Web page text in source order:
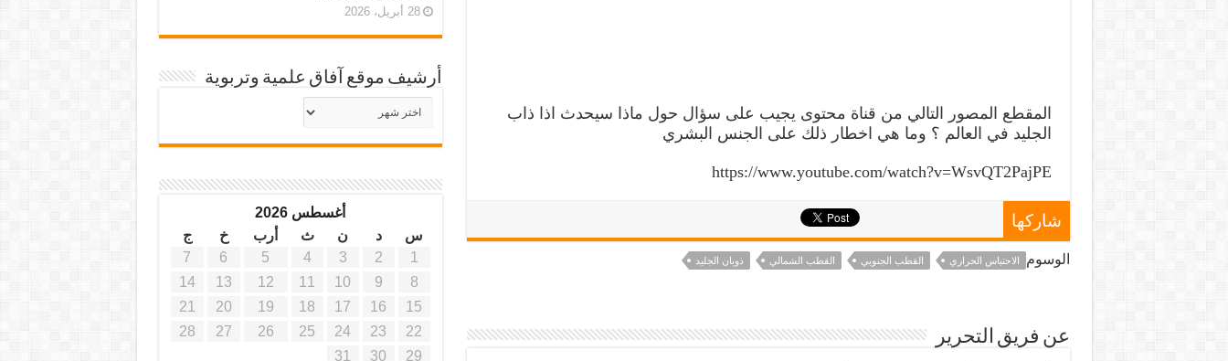
المقطع المصور التالي من قناة محتوى يجيب على سؤال حول ماذا سيحدث اذا ذاب
الجليد في العالم ؟ وما هي اخطار ذلك على الجنس البشري
https://www.youtube.com/watch?v=WsvQT2PajPE
شاركها
الوسوم الاحتباس الحراري القطب الجنوبي القطب الشمالي ذوبان الجليد
عن فريق التحرير
28 أبريل، 2026
أرشيف موقع آفاق علمية وتربوية
أرشيف
موقع
أغسطس 2026
س
د ن ث أرب خ
ج
1
2
3
4
5
6
7
8
9
10
11
12
13
14
15
16
17
18
19
20
21
22
23
24
25
26
27
28
29
30
31